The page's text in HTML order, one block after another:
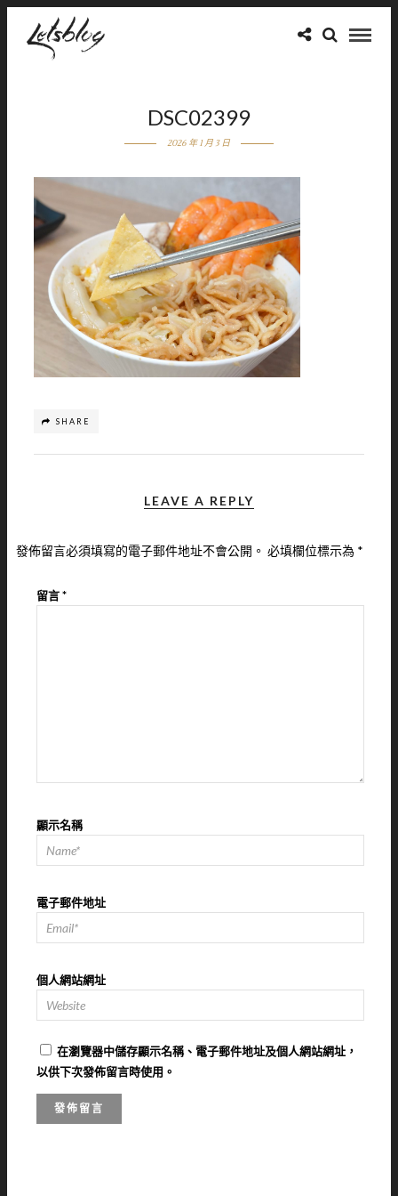
DSC02399
2026 年 1 月 3 日
SHARE
LEAVE A REPLY
發佈留言必須填寫的電子郵件地址不會公開。 必填欄位標示為 *
留言*
顯示名稱
電子郵件地址
個人網站網址
在瀏覽器中儲存顯示名稱、電子郵件地址及個人網站網址，
以供下次發佈留言時使用。